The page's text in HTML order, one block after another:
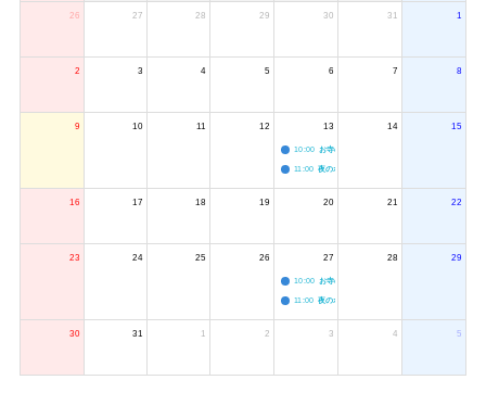
26 27 28 29 30 31 1
2 3 4 5 6 7 8
9 10 11 12 13
10:00 お寺のジャグリング教室
11:00 夜のボードゲーム会
14 15
16 17 18 19 20 21 22
23 24 25 26 27
10:00 お寺のジャグリング教室
11:00 夜のボードゲーム会
28 29
30 31 1 2 3 4 5